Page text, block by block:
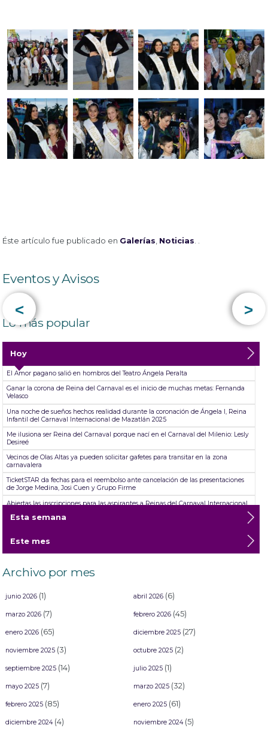
Éste artículo fue publicado en Galerías, Noticias. .
Eventos y Avisos
< >
Lo más popular
Hoy
El Amor pagano salió en hombros del Teatro Ángela Peralta
Ganar la corona de Reina del Carnaval es el inicio de muchas metas: Fernanda
Velasco
Una noche de sueños hechos realidad durante la coronación de Ángela I, Reina
Infantil del Carnaval Internacional de Mazatlán 2025
Me ilusiona ser Reina del Carnaval porque nací en el Carnaval del Milenio: Lesly
Desireé
Vecinos de Olas Altas ya pueden solicitar gafetes para transitar en la zona
carnavalera
TicketSTAR da fechas para el reembolso ante cancelación de las presentaciones
de Jorge Medina, Josi Cuen y Grupo Firme
Abiertas las inscripciones para las aspirantes a Reinas del Carnaval Internacional
este domingo con boletos gratuitos para Carnaval.
Esta semana
Este mes
Archivo por mes
junio 2026(1) abril 2026(6)
marzo 2026(7) febrero 2026(45)
enero 2026(65) diciembre 2025(27)
noviembre 2025(3) octubre 2025(2)
septiembre 2025(14) julio 2025(1)
mayo 2025(7) marzo 2025(32)
febrero 2025(85) enero 2025(61)
diciembre 2024(4) noviembre 2024(5)